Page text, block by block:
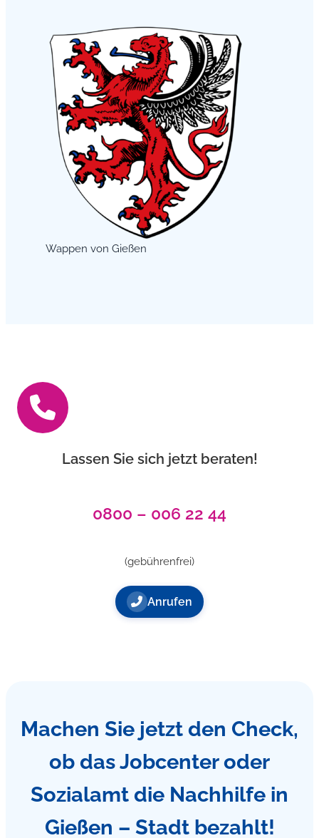
Wappen von Gießen
Lassen Sie sich jetzt beraten!
0800 – 006 22 44
(gebührenfrei)
Anrufen
Machen Sie jetzt den Check,
ob das Jobcenter oder
Sozialamt die Nachhilfe in
Gießen – Stadt bezahlt!